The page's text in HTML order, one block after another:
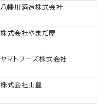
八幡川酒造株式会社
株式会社やまだ屋
ヤマトフーズ株式会社
株式会社山豊